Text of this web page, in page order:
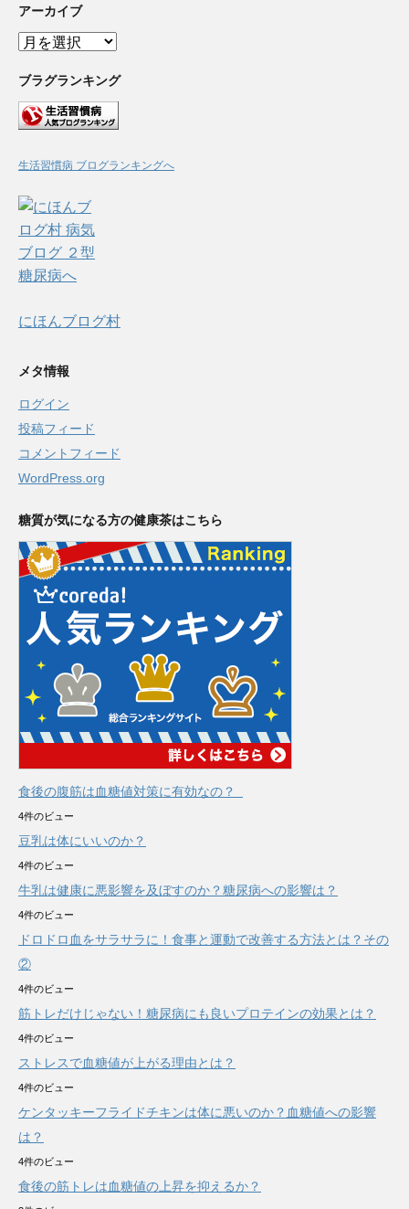
アーカイブ
ア
カ
ブ
ブラグランキング
生活習慣病 ブログランキングへ
にほんブログ村
メタ情報
ログイン
投稿フィード
コメントフィード
WordPress.org
糖質が気になる方の健康茶はこちら
食後の腹筋は血糖値対策に有効なの？
4件のビュー
豆乳は体にいいのか？
4件のビュー
牛乳は健康に悪影響を及ぼすのか？糖尿病への影響は？
4件のビュー
ドロドロ血をサラサラに！食事と運動で改善する方法とは？その
②
4件のビュー
筋トレだけじゃない！糖尿病にも良いプロテインの効果とは？
4件のビュー
ストレスで血糖値が上がる理由とは？
4件のビュー
ケンタッキーフライドチキンは体に悪いのか？血糖値への影響
は？
4件のビュー
食後の筋トレは血糖値の上昇を抑えるか？